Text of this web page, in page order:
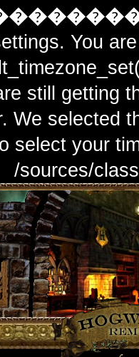
You
still getting
We selected
to select
/sources/